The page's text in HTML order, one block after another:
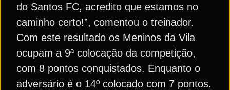
do Santos FC, acredito que estamos no
caminho certo!”, comentou o treinador.
Com este resultado os Meninos da Vila
ocupam a 9ª colocação da competição,
com 8 pontos conquistados. Enquanto o
adversário é o 14º colocado com 7 pontos.